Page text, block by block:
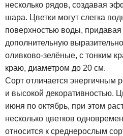
несколько рядов, создавая
шара. Цветки могут слегка
поверхностью воды,
дополнительную
оливково-зелёные, с тонким
краю, диаметром до 20 см.
Сорт отличается энергичным
и высокой декоративностью.
июня по октябрь, при этом
несколько цветков
относится к среднерослым